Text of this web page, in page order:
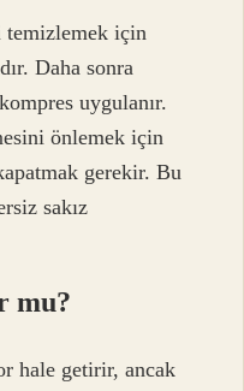
için
Daha sonra
uygulanır.
önlemek için
gerekir. Bu
sakız
mu?
hale getirir, ancak